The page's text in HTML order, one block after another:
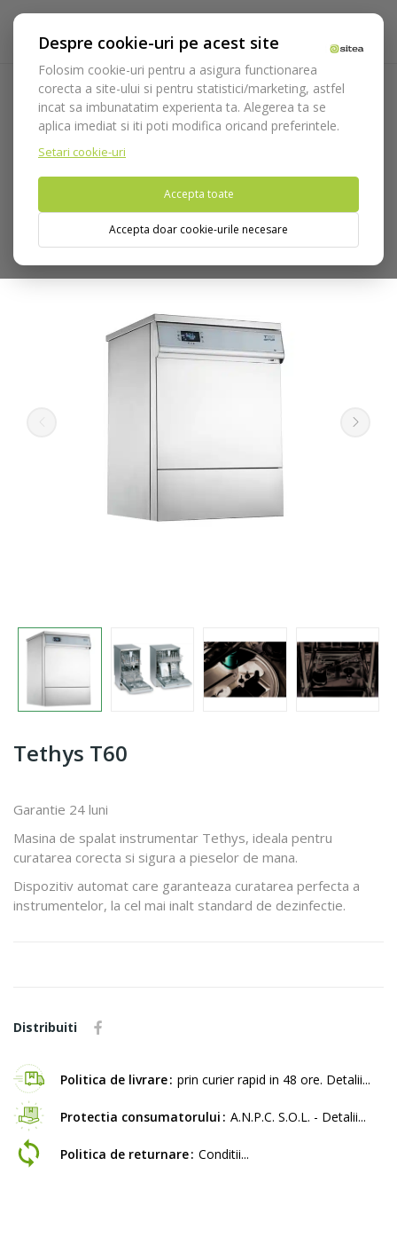
Despre cookie-uri pe acest site
Folosim cookie-uri pentru a asigura functionarea
corecta a site-ului si pentru statistici/marketing, astfel
incat sa imbunatatim experienta ta. Alegerea ta se
aplica imediat si iti poti modifica oricand preferintele.
Setari cookie-uri
Accepta toate
Accepta doar cookie-urile necesare
Acasa Echipamente Aparatura
Sterilizare si dezinfectie
Spalare si dezinfectie
Masini de spalat Tethys T60
Nu puteti plasa comenzi din tara din care accesati website-ul
Tethys T60
Garantie 24 luni
Masina de spalat instrumentar Tethys, ideala pentru
curatarea corecta si sigura a pieselor de mana.
Dispozitiv automat care garanteaza curatarea perfecta a
instrumentelor, la cel mai inalt standard de dezinfectie.
Distribuiti
Politica de livrare prin curier rapid in 48 ore. Detalii...
Protectia consumatorului A.N.P.C. S.O.L. - Detalii...
Politica de returnare Conditii...